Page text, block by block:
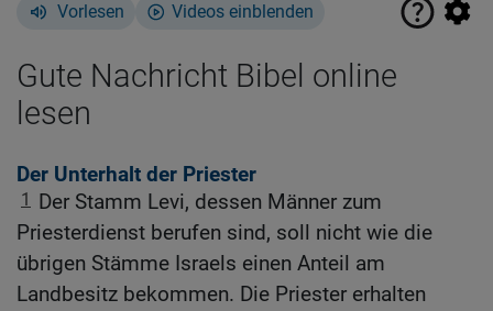
Vorlesen Videos einblenden
Gute Nachricht Bibel online
lesen
Der Unterhalt der Priester
1
Der Stamm Levi, dessen Männer zum
Priesterdienst berufen sind, soll nicht wie die
übrigen Stämme Israels einen Anteil am
Landbesitz bekommen. Die Priester erhalten